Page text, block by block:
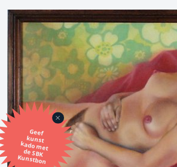
Geef
kunst
kado met
de SBK
Kunstbon